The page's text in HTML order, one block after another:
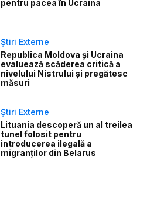
pentru pacea în Ucraina
Știri Externe
Republica Moldova și Ucraina
evaluează scăderea critică a
nivelului Nistrului și pregătesc
măsuri
Știri Externe
Lituania descoperă un al treilea
tunel folosit pentru
introducerea ilegală a
migranților din Belarus